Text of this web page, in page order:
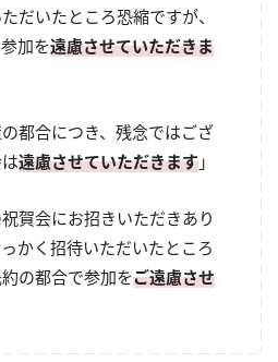
だいたところ恐縮ですが、
加を遠慮させていただきま
都合につき、残念ではござ
遠慮させていただきます 」
賀会にお招きいただきあり
かく招待いただいたところ
の都合で参加をご遠慮させ